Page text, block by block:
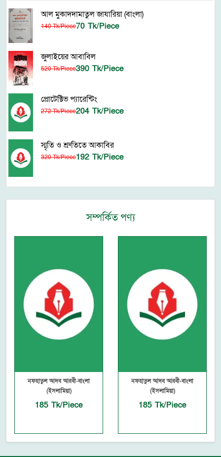
আল মুকাদদামাতুল জাযারিয়া (বাংলা)
140 Tk/Piece70 Tk/Piece
জুলাইয়ের আবাবিল
520 Tk/Piece390 Tk/Piece
প্রোটেক্টিভ প্যারেন্টিং
272 Tk/Piece204 Tk/Piece
স্মৃতি ও শ্রুতিতে আকাবির
320 Tk/Piece192 Tk/Piece
সম্পর্কিত পণ্য
নফহাতুল আদব আরবী-বাংলা
(ইসলামিয়া)
185 Tk/Piece
নফহাতুল আদব আরবী-বাংলা
(ইসলামিয়া)
185 Tk/Piece